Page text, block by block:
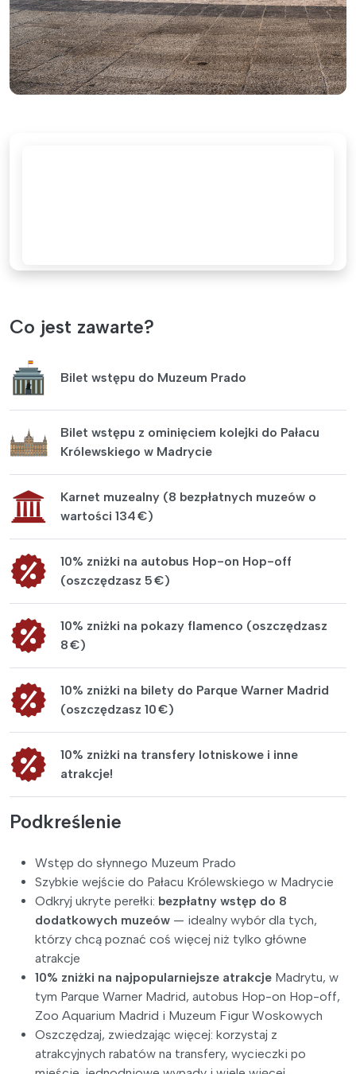
Co jest zawarte?
Bilet wstępu do Muzeum Prado
Bilet wstępu z ominięciem kolejki do Pałacu
Królewskiego w Madrycie
Karnet muzealny (8 bezpłatnych muzeów o
wartości 134 €)
10% zniżki na autobus Hop-on Hop-off
(oszczędzasz 5 €)
10% zniżki na pokazy flamenco (oszczędzasz
8 €)
10% zniżki na bilety do Parque Warner Madrid
(oszczędzasz 10 €)
10% zniżki na transfery lotniskowe i inne
atrakcje!
Podkreślenie
Wstęp do słynnego Muzeum Prado
Szybkie wejście do Pałacu Królewskiego w Madrycie
Odkryj ukryte perełki: bezpłatny wstęp do 8
dodatkowych muzeów — idealny wybór dla tych,
którzy chcą poznać coś więcej niż tylko główne
atrakcje
10% zniżki na najpopularniejsze atrakcje Madrytu, w
tym Parque Warner Madrid, autobus Hop-on Hop-off,
Zoo Aquarium Madrid i Muzeum Figur Woskowych
Oszczędzaj, zwiedzając więcej: korzystaj z
atrakcyjnych rabatów na transfery, wycieczki po